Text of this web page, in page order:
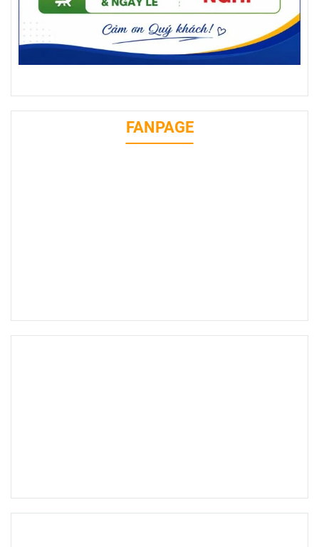
FANPAGE